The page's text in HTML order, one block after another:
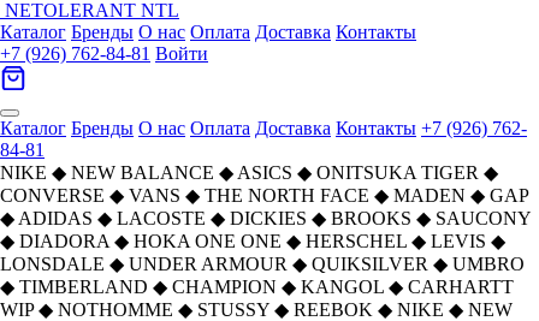
NETOLERANT NTL
Каталог Бренды О нас Оплата Доставка Контакты
+7 (926) 762-84-81 Войти
Каталог Бренды О нас Оплата Доставка Контакты +7 (926) 762-
84-81
NIKE ◆ NEW BALANCE ◆ ASICS ◆ ONITSUKA TIGER ◆
CONVERSE ◆ VANS ◆ THE NORTH FACE ◆ MADEN ◆ GAP
◆ ADIDAS ◆ LACOSTE ◆ DICKIES ◆ BROOKS ◆ SAUCONY
◆ DIADORA ◆ HOKA ONE ONE ◆ HERSCHEL ◆ LEVIS ◆
LONSDALE ◆ UNDER ARMOUR ◆ QUIKSILVER ◆ UMBRO
◆ TIMBERLAND ◆ CHAMPION ◆ KANGOL ◆ CARHARTT
WIP ◆ NOTHOMME ◆ STUSSY ◆ REEBOK ◆ NIKE ◆ NEW